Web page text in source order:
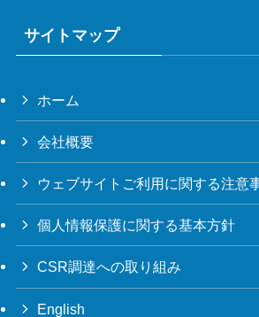
サイトマップ
ホーム
会社概要
ウェブサイトご利用に関する注意
個人情報保護に関する基本方針
CSR調達への取り組み
English